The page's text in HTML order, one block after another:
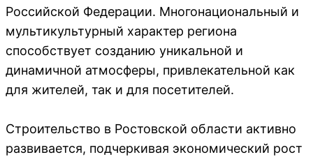
Российской Федерации. Многонациональный и
мультикультурный характер региона
способствует созданию уникальной и
динамичной атмосферы, привлекательной как
для жителей, так и для посетителей.
Строительство в Ростовской области активно
развивается, подчеркивая экономический рост